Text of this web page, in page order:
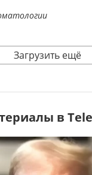
Загрузить ещё
в